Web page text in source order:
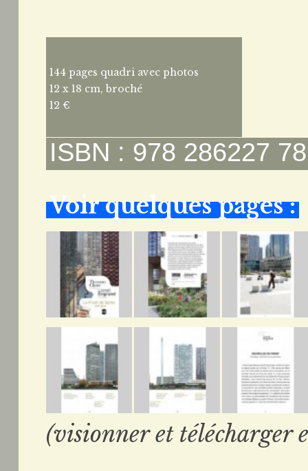
144 pages quadri avec photos
12 x 18 cm, broché
12 €
ISBN : 978 286227
Voir quelques pages :
(visionner et télécharger